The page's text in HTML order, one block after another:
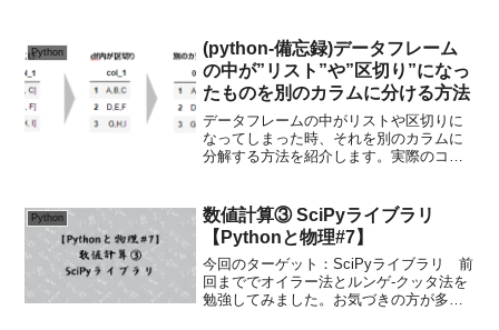
値計算を実施します。勉強の際に参考に
させていただいた書籍も...
Python
(python-備忘録)データフレーム
の中が”リスト”や”区切り”になっ
たものを別のカラムに分ける方法
データフレームの中がリストや区切りに
なってしまった時、それを別のカラムに
分解する方法を紹介します。実際のコー
Python
数値計算③ SciPyライブラリ
【Pythonと物理#7】
今回のターゲット：SciPyライブラリ 前
回まででオイラー法とルンゲ-クッタ法を
勉強してみました。お気づきの方が多い